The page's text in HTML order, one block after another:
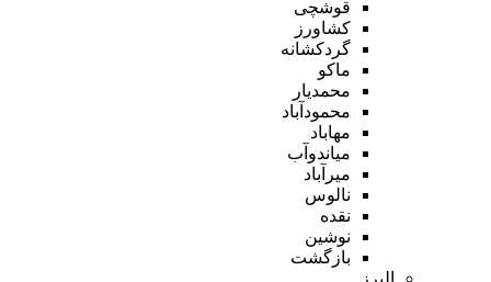
قوشچی
کشاورز
گردکشانه
ماکو
محمدیار
محمودآباد
مهاباد
میاندوآب
میرآباد
نالوس
نقده
نوشین
بازگشت
البرز